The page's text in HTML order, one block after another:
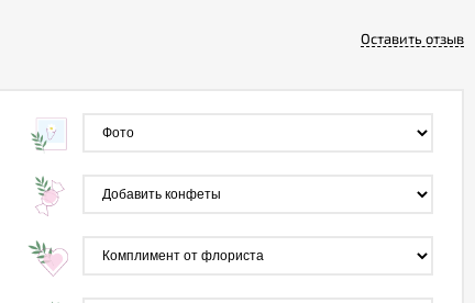
Оставить отзыв